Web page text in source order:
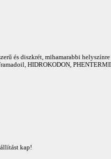
és diszkrét, mihamarabbi
HIDROKODON,
kap!